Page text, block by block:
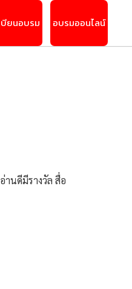
บียนอบรม อบรมออนไลน์
นดีมีรางวัล สื่อ